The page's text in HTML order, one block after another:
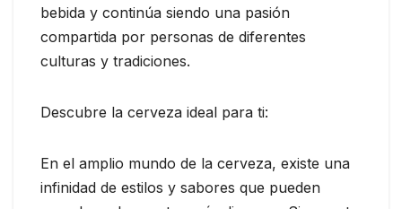
bebida y continúa siendo una pasión
compartida por personas de diferentes
culturas y tradiciones.
Descubre la cerveza ideal para ti:
En el amplio mundo de la cerveza, existe una
infinidad de estilos y sabores que pueden